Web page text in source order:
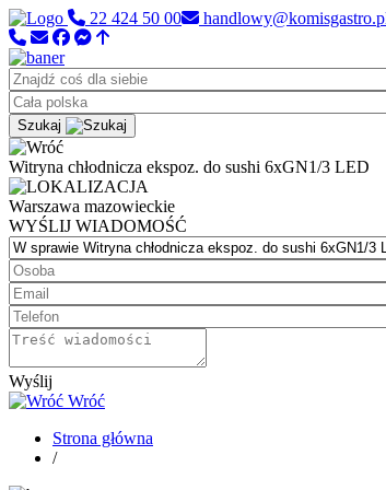
22 424 50 00
Szukaj
Witryna chłodnicza ekspoz. do sushi 6xGN1/3 LED
Warszawa mazowieckie
WYŚLIJ WIADOMOŚĆ
Wyślij
Wróć
Strona główna
/